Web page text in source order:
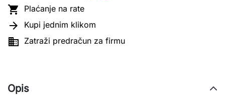
 Plaćanje na rate
 Kupi jednim klikom
 Zatraži predračun za firmu
Opis